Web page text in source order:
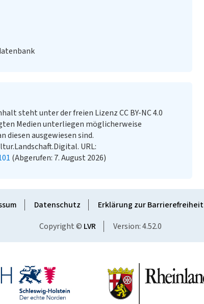
steht unter der freien Lizenz CC BY-NC 4.0
Medien unterliegen möglicherweise
diesen ausgewiesen sind.
URL:
(Abgerufen: 7. August 2026)
Datenschutz Erklärung zur Barrierefreiheit
Copyright © LVR Version: 4.52.0